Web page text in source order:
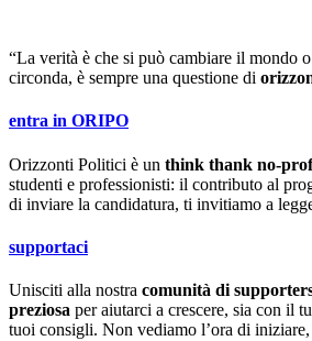
“La verità è che si può cambiare il mondo
circonda, è sempre una questione di
entra in ORIPO
Orizzonti Politici è un think thank no-
studenti e professionisti: il contributo al
di inviare la candidatura, ti invitiamo a
supportaci
Unisciti alla nostra comunità di
preziosa per aiutarci a crescere, sia con il
tuoi consigli. Non vediamo l’ora di iniziare,